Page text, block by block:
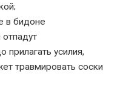
в бидоне
отпадут
прилагать усилия,
травмировать соски